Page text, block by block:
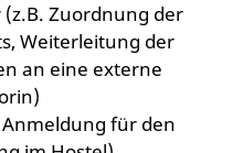
Zuordnung der
Weiterleitung der
an eine externe
für den